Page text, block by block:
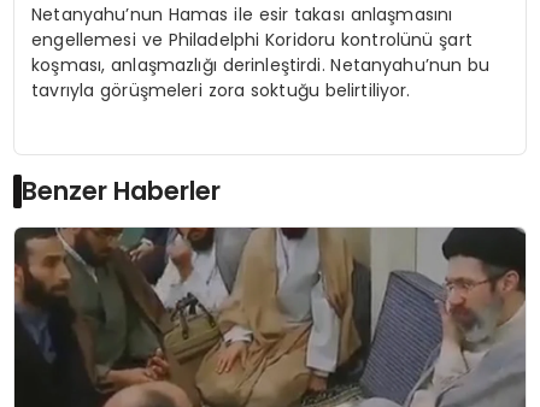
Netanyahu’nun Hamas ile esir takası anlaşmasını
engellemesi ve Philadelphi Koridoru kontrolünü şart
koşması, anlaşmazlığı derinleştirdi. Netanyahu’nun bu
tavrıyla görüşmeleri zora soktuğu belirtiliyor.
Benzer Haberler